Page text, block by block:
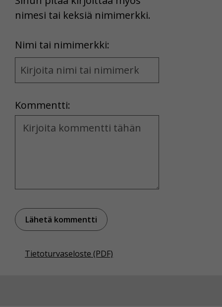
nimesi tai keksiä nimimerkki.
Nimi tai nimimerkki:
Name
and
Kommentti:
Kommentti
Tietoturvaseloste (PDF)